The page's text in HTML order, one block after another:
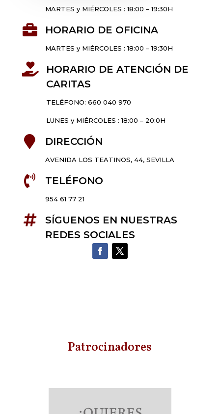
MARTES y MIÉRCOLES : 18:00 – 19:30H
 HORARIO DE OFICINA
MARTES y MIÉRCOLES : 18:00 – 19:30H

HORARIO DE ATENCIÓN DE
CARITAS
TELÉFONO: 660 040 970
LUNES y MIÉRCOLES : 18:00 – 20:0H
 DIRECCIÓN
AVENIDA LOS TEATINOS, 44, SEVILLA
 TELÉFONO
954 61 77 21

SÍGUENOS EN NUESTRAS
REDES SOCIALES
Patrocinadores